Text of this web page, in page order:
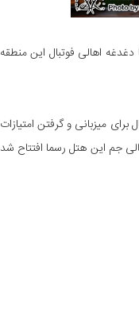
اهالی فوتبال این منطقه
میزبانی و گرفتن امتیازات
جم این هتل رسما افتتاح شد